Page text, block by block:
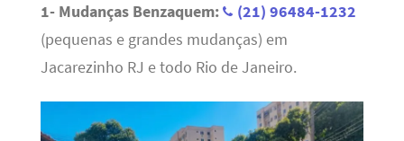
1- Mudanças Benzaquem:
(21) 96484-1232
(pequenas e grandes mudanças) em
Jacarezinho RJ e todo Rio de Janeiro.